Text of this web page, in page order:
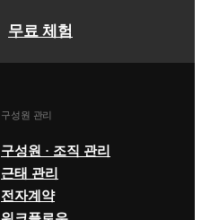
무료 체험
구성원 관리
구성원 · 조직 관리
근태 관리
전자계약